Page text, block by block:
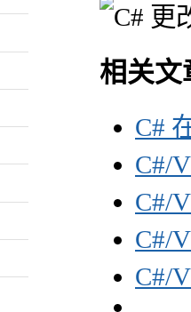
相关文
C#
C#/
C#/
C#/
C#/